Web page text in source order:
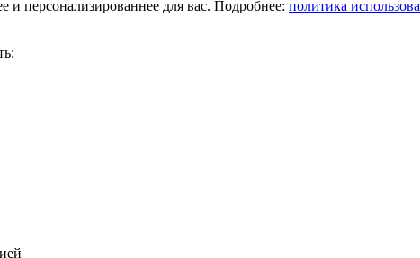
и персонализированнее для вас. Подробнее: политика